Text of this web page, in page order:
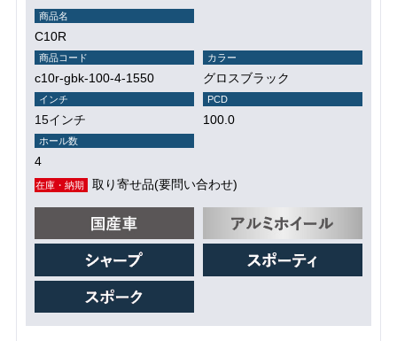
商品名
C10R
商品コード
c10r-gbk-100-4-1550
カラー
グロスブラック
インチ
15インチ
PCD
100.0
ホール数
4
在庫・納期 取り寄せ品(要問い合わせ)